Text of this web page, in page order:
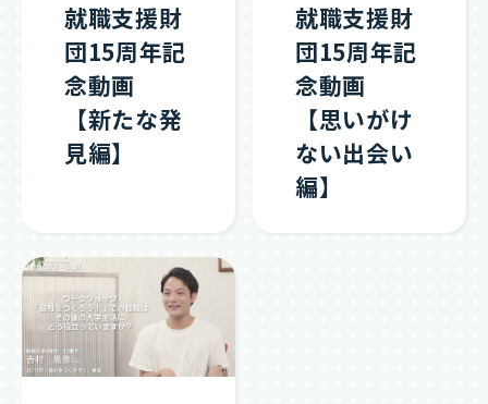
就職支援財
団15周年記
念動画
【新たな発
見編】
就職支援財
団15周年記
念動画
【思いがけ
ない出会い
編】